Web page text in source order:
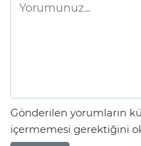
Gönderilen yorumların
içermemesi gerektiğini